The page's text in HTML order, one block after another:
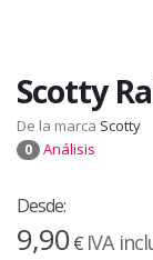
Scotty
De la marca Scotty
0 Análisis
Desde:
9,90€ IVA